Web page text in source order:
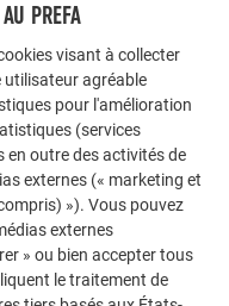
PREFA
visant à collecter
utilisateur agréable
pour l'amélioration
(services
en outre des activités de
externes (« marketing et
»). Vous pouvez
externes
» ou bien accepter tous
le traitement de